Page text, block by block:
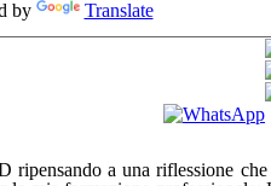
by Translate
ripensando a una riflessione